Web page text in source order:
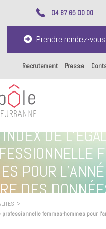
04 87 65 00 00
Prendre rendez-vous
Recrutement Presse
INDEX DE
POUR
DES
>
professionnelle femmes-hommes pour